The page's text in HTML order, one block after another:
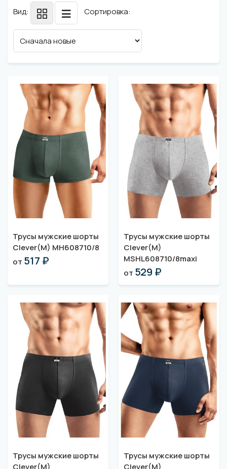
Вид:
Сортировка:
Трусы мужские шорты
Clever(M) MH608710/8
от 517 ₽
Трусы мужские шорты
Clever(M)
MSHL608710/8maxi
от 529 ₽
Трусы мужские шорты
Clever(M)
Трусы мужские шорты
Clever(M)